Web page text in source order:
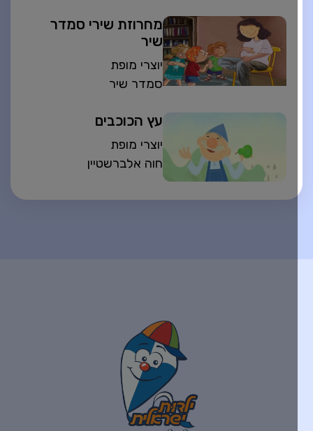
מחרוזת שירי סמדר
שיר
יוצרי מופת
סמדר שיר
עץ הכוכבים
יוצרי מופת
חוה אלברשטיין